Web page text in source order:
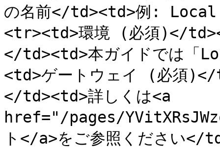
の名前</td><td>例:
<tr><td>環境 (必須)</
</td><td>本ガイドでは「
<td>ゲートウェイ (必須)</
</td><td>詳しくは<a
href="/pages/
ト</a>をご参照ください